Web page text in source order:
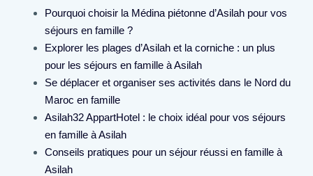
Pourquoi choisir la Médina piétonne d’Asilah pour vos
séjours en famille ?
Explorer les plages d’Asilah et la corniche : un plus
pour les séjours en famille à Asilah
Se déplacer et organiser ses activités dans le Nord du
Maroc en famille
Asilah32 AppartHotel : le choix idéal pour vos séjours
en famille à Asilah
Conseils pratiques pour un séjour réussi en famille à
Asilah